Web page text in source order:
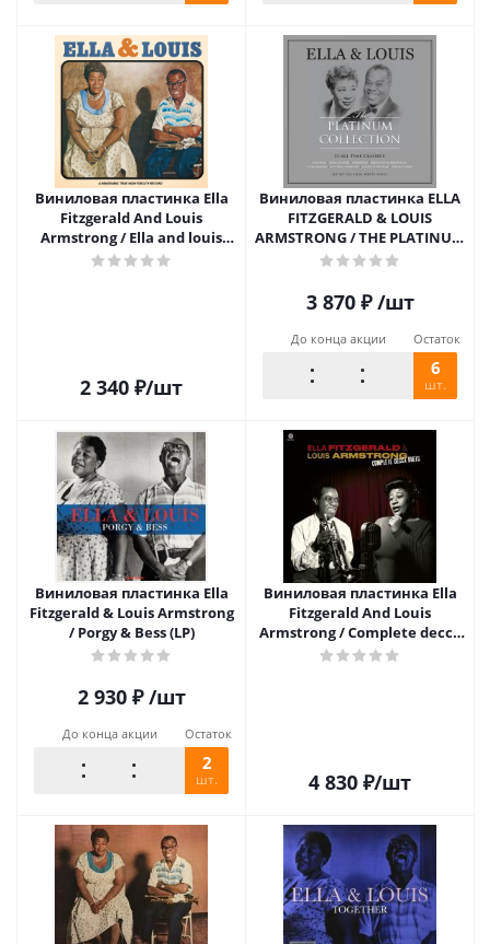
Виниловая пластинка Ella
Fitzgerald And Louis
Armstrong / Ella and louis
(1LP)
2 340 ₽/шт
Виниловая пластинка ELLA
FITZGERALD & LOUIS
ARMSTRONG / THE PLATINUM
COLLECTION - WHITE VINYL
3 870₽ /шт
До конца акции Остаток
6
шт.
Виниловая пластинка Ella
Fitzgerald & Louis Armstrong
/ Porgy & Bess (LP)
2 930₽ /шт
До конца акции Остаток
2
шт.
Виниловая пластинка Ella
Fitzgerald And Louis
Armstrong / Complete decca
duets (lp lim + 3 bonus tr)
4 830 ₽/шт